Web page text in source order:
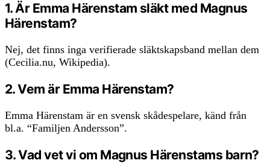
1. Är Emma Härenstam släkt med Magnus
Härenstam?
Nej, det finns inga verifierade släktskapsband mellan dem
(Cecilia.nu, Wikipedia).
2. Vem är Emma Härenstam?
Emma Härenstam är en svensk skådespelare, känd från
bl.a. “Familjen Andersson”.
3. Vad vet vi om Magnus Härenstams barn?